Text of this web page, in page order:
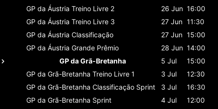
GP da Áustria Treino Livre 2 26 Jun 16:00
GP da Áustria Treino Livre 3 27 Jun 11:30
GP da Áustria Classificaçāo 27 Jun 15:00
GP da Áustria Grande Prêmio 28 Jun 14:00
GP da Grã-Bretanha
5 Jul
15:00
GP da Grã-Bretanha Treino Livre 1 3 Jul
12:30
GP da Grã-Bretanha Classificaçāo Sprint 3 Jul
16:30
GP da Grã-Bretanha Sprint 4 Jul
12:00